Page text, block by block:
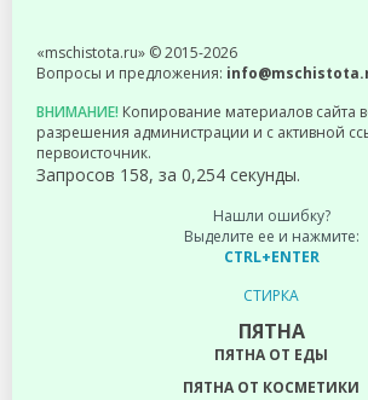
«mschistota.ru» © 2015-2026
Вопросы и предложения:
ВНИМАНИЕ! Копирование материалов сайта
разрешения администрации и с активной
первоисточник.
Запросов 158, за 0,254 секунды.
Нашли ошибку?
Выделите ее и нажмите:
CTRL+ENTER
СТИРКА
ПЯТНА
ПЯТНА ОТ ЕДЫ
ПЯТНА ОТ КОСМЕТИКИ